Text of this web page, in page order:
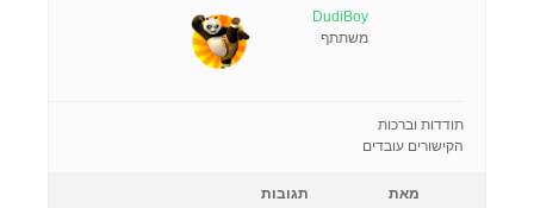
DudiBoy
משתתף
תודדות וברכות
הקישורים עובדים
מאת תגובות